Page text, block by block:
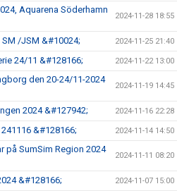
Aquarena Söderhamn
2024-11-28 18:55
/JSM &#10024; 2024-11-25 21:40
24/11 &#128166; 2024-11-22 13:00
den 20-24/11-2024
2024-11-19 14:45
2024 &#127942; 2024-11-16 22:28
&#128166; 2024-11-14 14:50
på SumSim Region 2024
2024-11-11 08:20
&#128166; 2024-11-07 15:00